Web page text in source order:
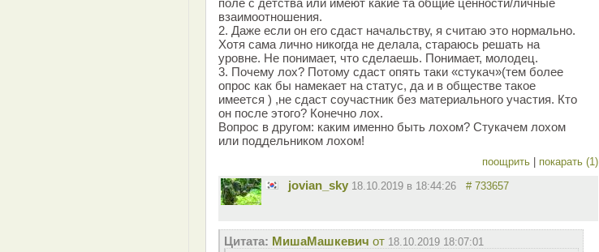
поле с детства или имеют какие та общие ценности/личные
взаимоотношения.
2. Даже если он его сдаст начальству, я считаю это нормально.
Хотя сама лично никогда не делала, стараюсь решать на
уровне. Не понимает, что сделаешь. Понимает, молодец.
3. Почему лох? Потому сдаст опять таки «стукач»(тем более
опрос как бы намекает на статус, да и в обществе такое
имеется ) ,не сдаст соучастник без материального участия. Кто
он после этого? Конечно лох.
Вопрос в другом: каким именно быть лохом? Стукачем лохом
или поддельником лохом!
поощрить покарать (1)
jovian_sky 18.10.2019 в 18:44:26 # 733657
Цитата: MишаМашкевич от 18.10.2019 18:07:01